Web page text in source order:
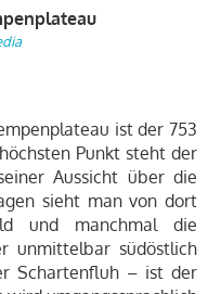
ist der 753
Punkt steht der
Aussicht über die
sieht man von dort
und manchmal die
unmittelbar südöstlich
Schartenfluh – ist der